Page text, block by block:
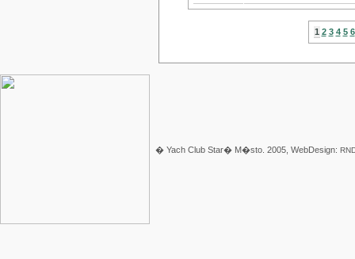
1 2 3 4 5 6
� Yach Club Star� M�sto. 2005, WebDesign: